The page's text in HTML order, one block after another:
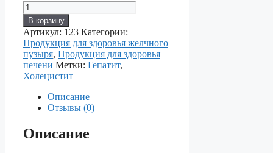
Количество
товара
ПЕЧЕЛИТ
—
«Природная
защита
для
вашей
печени»
В корзину
Артикул: 123 Категории:
Продукция для здоровья желчного
пузыря, Продукция для здоровья
печени Метки: Гепатит,
Холецистит
Описание
Отзывы (0)
Описание